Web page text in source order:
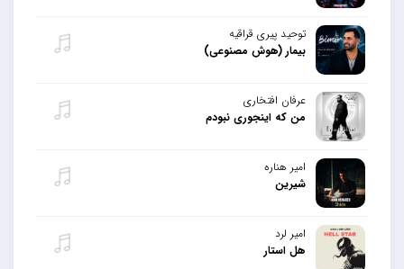
توحید پیری قراقیه
بیمار (هوش مصنوعی)
عرفان افتخاری
من که اینجوری نبودم
امیر هناره
شیرین
امیر لرد
هل استار